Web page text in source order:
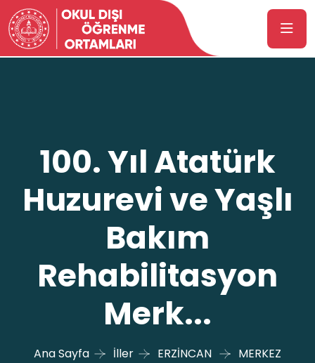
100. Yıl Atatürk
Huzurevi ve Yaşlı
Bakım
Rehabilitasyon
Merk...
Ana Sayfa İller ERZİNCAN MERKEZ